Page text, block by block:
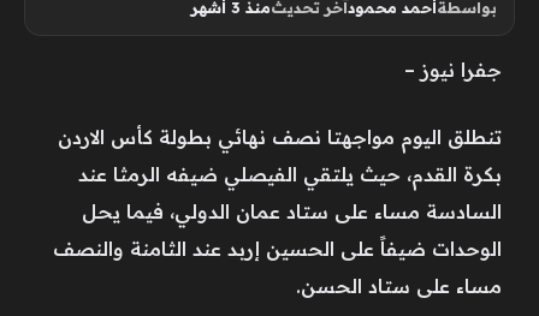
بواسطةأحمد محمودآخر تحديثمنذ 3 أشهر
جفرا نيوز –
تنطلق اليوم مواجهتا نصف نهائي بطولة كأس الاردن
بكرة القدم، حيث يلتقي الفيصلي ضيفه الرمثا عند
السادسة مساء على ستاد عمان الدولي، فيما يحل
الوحدات ضيفاً على الحسين إربد عند الثامنة والنصف
مساء على ستاد الحسن.